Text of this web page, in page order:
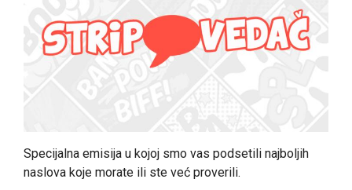
Specijalna emisija u kojoj smo vas podsetili najboljih
naslova koje morate ili ste već proverili.